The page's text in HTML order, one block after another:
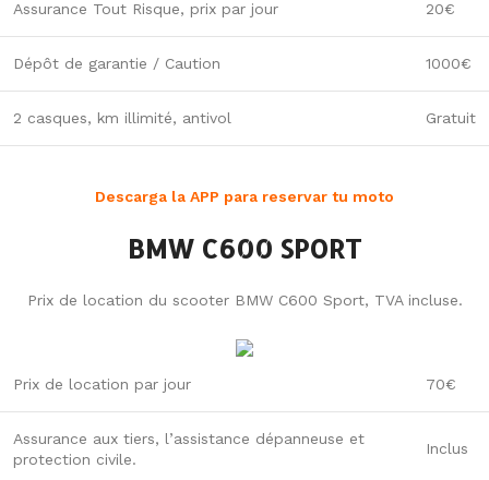
Assurance Tout Risque, prix par jour 20€
Dépôt de garantie / Caution 1000€
2 casques, km illimité, antivol Gratuit
Descarga la APP para reservar tu moto
BMW C600 SPORT
Prix de location du scooter BMW C600 Sport, TVA incluse.
Prix de location par jour 70€
Assurance aux tiers, l’assistance dépanneuse et
protection civile.
Inclus